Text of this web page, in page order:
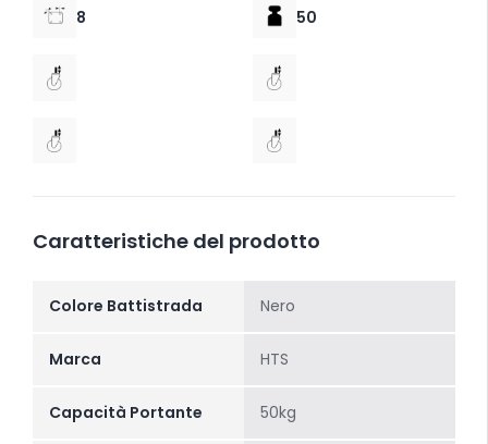
8 50
Caratteristiche del prodotto
Colore Battistrada Nero
Marca HTS
Capacità Portante 50kg